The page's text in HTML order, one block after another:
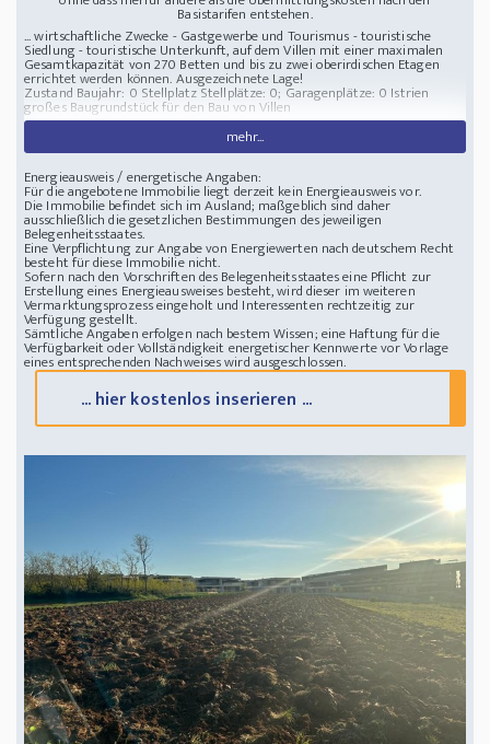
Basistarifen entstehen.
... wirtschaftliche Zwecke - Gastgewerbe und Tourismus - touristische
Siedlung - touristische Unterkunft, auf dem Villen mit einer maximalen
Gesamtkapazität von 270 Betten und bis zu zwei oberirdischen Etagen
errichtet werden können. Ausgezeichnete Lage!
Zustand Baujahr: 0 Stellplatz Stellplätze: 0; Garagenplätze: 0 Istrien
großes Baugrundstück für den Bau von Villen
mehr...
Energieausweis / energetische Angaben:
Für die angebotene Immobilie liegt derzeit kein Energieausweis vor.
Die Immobilie befindet sich im Ausland; maßgeblich sind daher
ausschließlich die gesetzlichen Bestimmungen des jeweiligen
Belegenheitsstaates.
Eine Verpflichtung zur Angabe von Energiewerten nach deutschem Recht
besteht für diese Immobilie nicht.
Sofern nach den Vorschriften des Belegenheitsstaates eine Pflicht zur
Erstellung eines Energieausweises besteht, wird dieser im weiteren
Vermarktungsprozess eingeholt und Interessenten rechtzeitig zur
Verfügung gestellt.
Sämtliche Angaben erfolgen nach bestem Wissen; eine Haftung für die
Verfügbarkeit oder Vollständigkeit energetischer Kennwerte vor Vorlage
eines entsprechenden Nachweises wird ausgeschlossen.
... hier kostenlos inserieren ...